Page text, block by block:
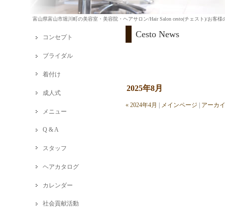
富山県富山市堀川町の美容室・美容院・ヘアサロン/Hair Salon cesto(チェスト)/お客
Cesto News
2025年8月
« 2024年4月 メインページ アーカ
コンセプト
ブライダル
着付け
成人式
メニュー
Q & A
スタッフ
ヘアカタログ
カレンダー
社会貢献活動